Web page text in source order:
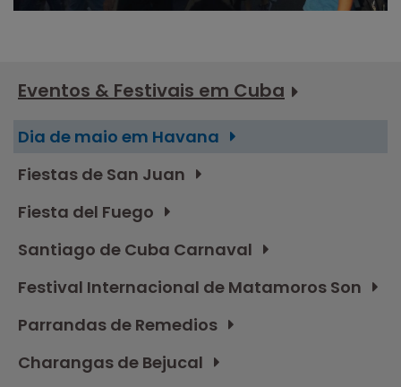
Eventos & Festivais em Cuba
Dia de maio em Havana
Fiestas de San Juan
Fiesta del Fuego
Santiago de Cuba Carnaval
Festival Internacional de Matamoros Son
Parrandas de Remedios
Charangas de Bejucal